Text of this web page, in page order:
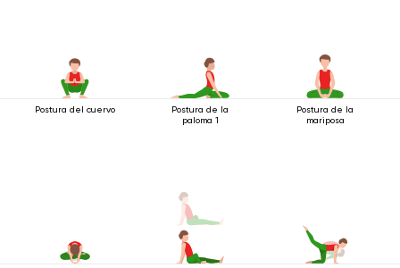
Postura del cuervo
Postura de la
paloma 1
Postura de la
mariposa